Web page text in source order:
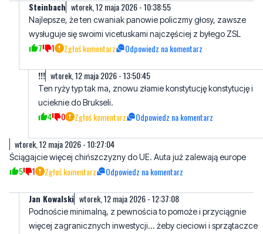
Steinbach wtorek, 12 maja 2026 - 10:38:55
Najlepsze, że ten cwaniak panowie policzmy głosy, zawsze
wysługuje się swoimi vicetuskami najczęściej z byłego ZSL
7 1 Zgłoś komentarz Odpowiedz na komentarz
!!! wtorek, 12 maja 2026 - 13:50:45
Ten ryży typ tak ma, znowu złamie konstytucję konstytucję i
ucieknie do Brukseli.
4 0 Zgłoś komentarz Odpowiedz na komentarz
wtorek, 12 maja 2026 - 10:27:04
Ściągajcie więcej chińszczyzny do UE. Auta już zalewają europe
5 1 Zgłoś komentarz Odpowiedz na komentarz
Jan Kowalski wtorek, 12 maja 2026 - 12:37:08
Podnoście minimalną, z pewnościa to pomoże i przyciągnie
więcej zagranicznych inwestycji... żeby cieciowi i sprzątaczce